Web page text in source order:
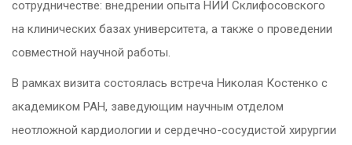
сотрудничестве: внедрении опыта НИИ Склифосовского
на клинических базах университета, а также о проведении
совместной научной работы.
В рамках визита состоялась встреча Николая Костенко с
академиком РАН, заведующим научным отделом
неотложной кардиологии и сердечно-сосудистой хирургии